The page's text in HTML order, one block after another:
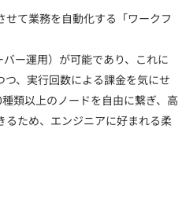
て業務を自動化する「ワークフ
ー運用）が可能であり、これに
、実行回数による課金を気にせ
類以上のノードを自由に繋ぎ、高
るため、エンジニアに好まれる柔